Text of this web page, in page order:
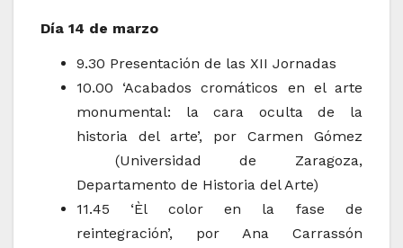
Día 14 de marzo
9.30 Presentación de las XII Jornadas
10.00 ‘Acabados cromáticos en el arte
monumental: la cara oculta de la
historia del arte’, por Carmen Gómez
(Universidad de Zaragoza,
Departamento de Historia del Arte)
11.45 ‘Èl color en la fase de
reintegración’, por Ana Carrassón